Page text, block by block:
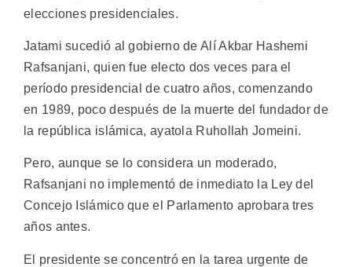
elecciones presidenciales.
Jatami sucedió al gobierno de Alí Akbar Hashemi
Rafsanjani, quien fue electo dos veces para el
período presidencial de cuatro años, comenzando
en 1989, poco después de la muerte del fundador de
la república islámica, ayatola Ruhollah Jomeini.
Pero, aunque se lo considera un moderado,
Rafsanjani no implementó de inmediato la Ley del
Concejo Islámico que el Parlamento aprobara tres
años antes.
El presidente se concentró en la tarea urgente de